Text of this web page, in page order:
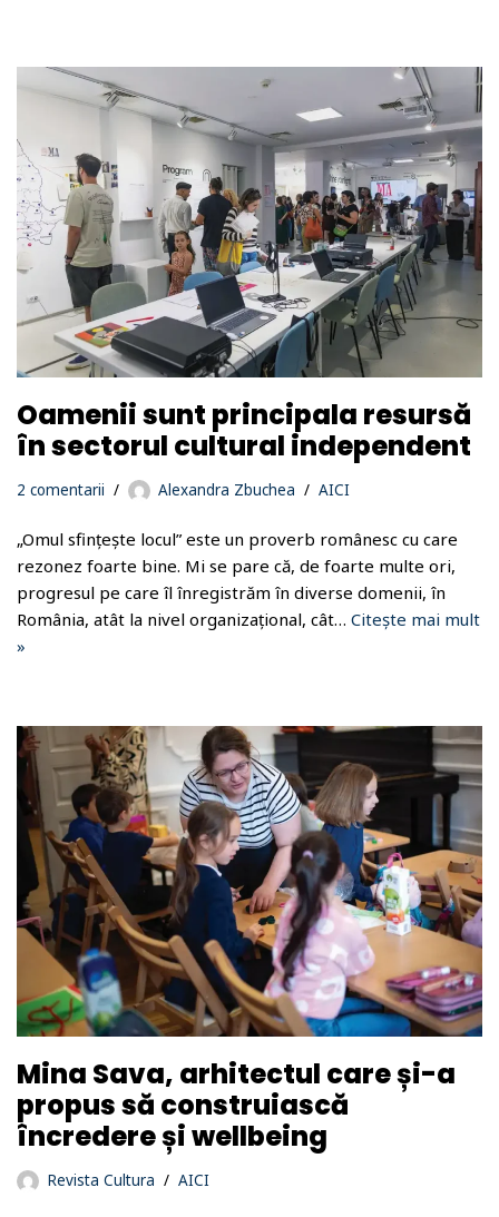
Oamenii sunt principala resursă
în sectorul cultural independent
2 comentarii Alexandra Zbuchea AICI
„Omul sfințește locul” este un proverb românesc cu care
rezonez foarte bine. Mi se pare că, de foarte multe ori,
progresul pe care îl înregistrăm în diverse domenii, în
România, atât la nivel organizațional, cât… Citește mai mult
»
Mina Sava, arhitectul care și-a
propus să construiască
încredere și wellbeing
Revista Cultura AICI